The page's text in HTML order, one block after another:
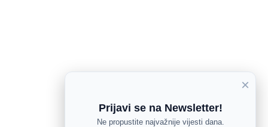
×
Prijavi se na Newsletter!
Ne propustite najvažnije vijesti dana.